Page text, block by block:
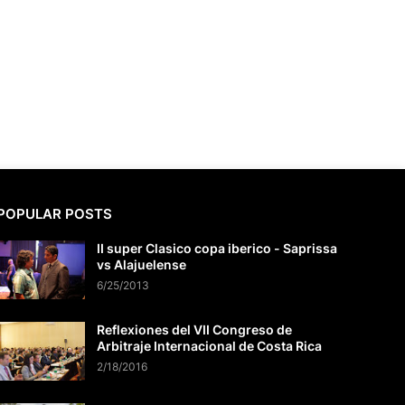
POSTS
II super Clasico copa iberico - Saprissa
vs Alajuelense
6/25/2013
Reflexiones del VII Congreso de
Arbitraje Internacional de Costa Rica
2/18/2016